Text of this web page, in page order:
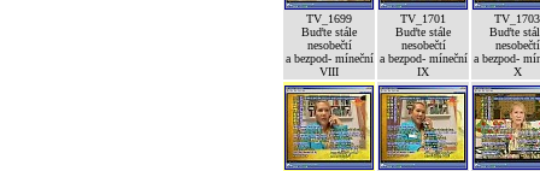
TV_1699
Buďte stále
nesobečtí
a bezpod- míneční
VIII
TV_1701
Buďte stále
nesobečtí
a bezpod- míneční
IX
TV_1703
Buďte
nesobečtí
a bezpod-
X